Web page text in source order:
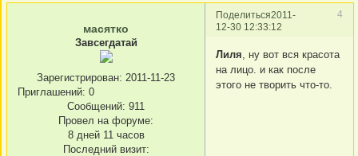
Поделиться 4
2011-
12-30 12:33:12
масятко
Завсегдатай
Зарегистрирован: 2011-11-23
Приглашений: 0
Сообщений: 911
Провел на форуме:
8 дней 11 часов
Последний визит:
Лиля, ну вот вся красота
на лицо. и как после
этого не творить что-то.